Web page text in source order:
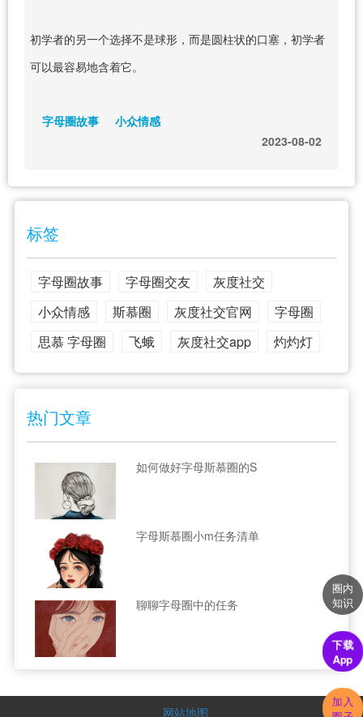
初学者的另一个选择不是球形，而是圆柱状的口塞，初学者
可以最容易地含着它。
字母圈故事
小众情感
2023-08-02
标签
字母圈故事 字母圈交友
灰度社交
小众情感
斯慕圈 灰度社交官网
字母圈
思慕 字母圈
飞蛾 灰度社交app 灼灼灯
热门文章
如何做好字母斯慕圈的S
字母斯慕圈小m任务清单
聊聊字母圈中的任务
网站地图
圈内
知识
下载
App
加入